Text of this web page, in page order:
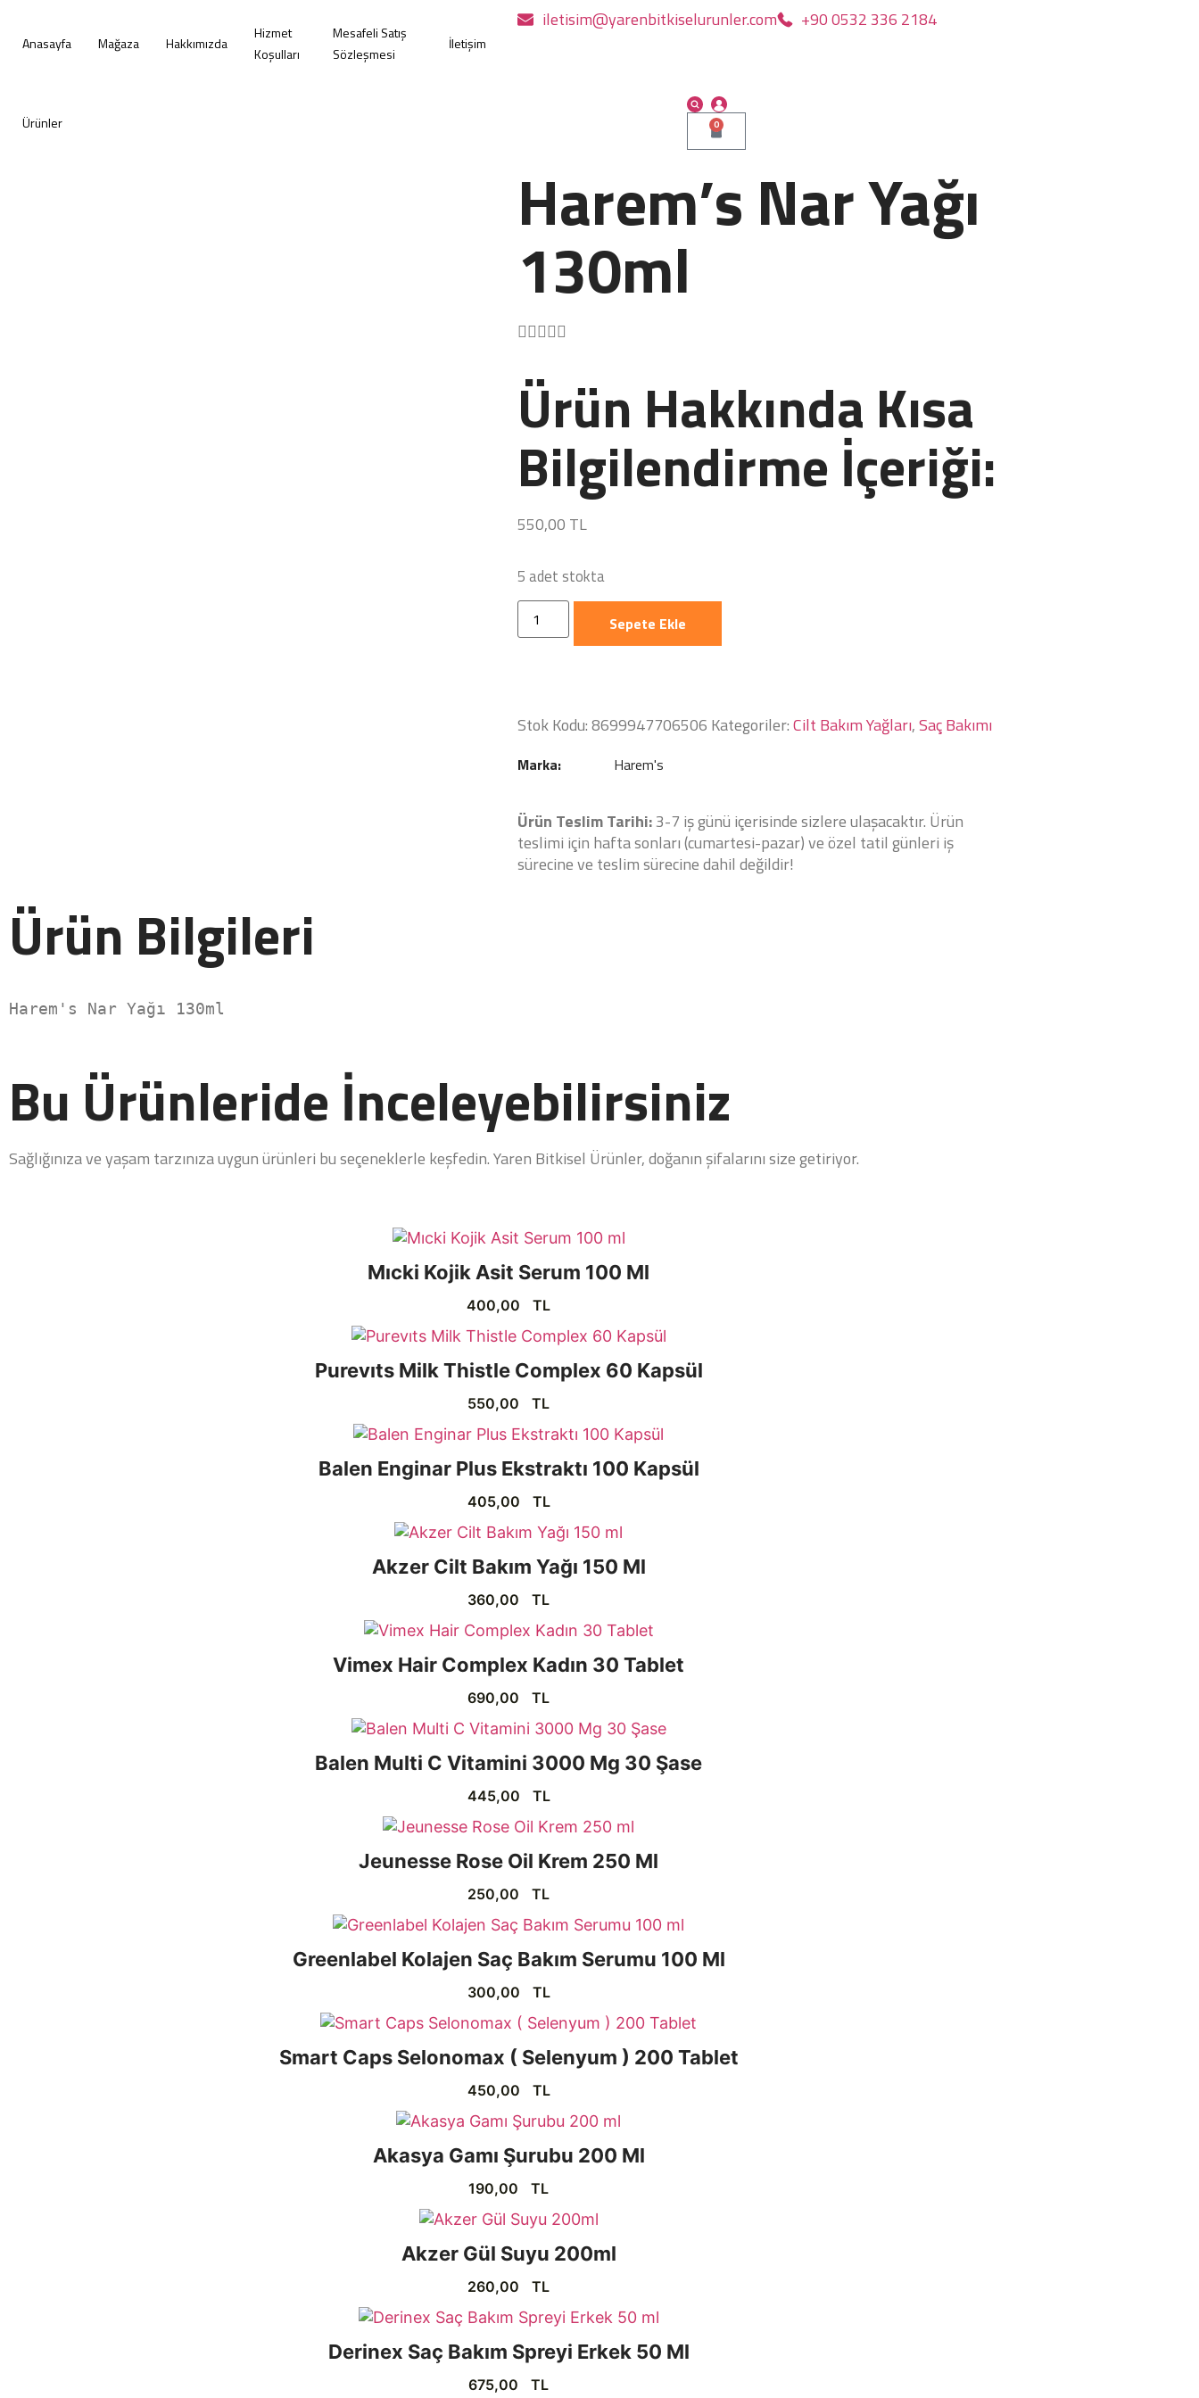
Anasayfa Mağaza Hakkımızda
Hizmet
Koşulları
Mesafeli Satış
Sözleşmesi
İletişim
iletisim@yarenbitkiselurunler.com +90 0532 336 2184
Ürünler 0
Harem’s Nar Yağı
130ml

Ürün Hakkında Kısa
Bilgilendirme İçeriği:
550,00 TL
5 adet stokta
Sepete Ekle
Stok Kodu:8699947706506 Kategoriler:Cilt Bakım Yağları,Saç Bakımı
Marka: Harem's
Ürün Teslim Tarihi:3-7 iş günü içerisinde sizlere ulaşacaktır. Ürün
teslimi için hafta sonları (cumartesi-pazar) ve özel tatil günleri iş
sürecine ve teslim sürecine dahil değildir!
Ürün Bilgileri
Harem's Nar Yağı 130ml
Bu Ürünleride İnceleyebilirsiniz
Sağlığınıza ve yaşam tarzınıza uygun ürünleri bu seçeneklerle keşfedin. Yaren Bitkisel Ürünler, doğanın şifalarını size getiriyor.
Mıcki Kojik Asit Serum 100 Ml
400,00 TL
Purevıts Milk Thistle Complex 60 Kapsül
550,00 TL
Balen Enginar Plus Ekstraktı 100 Kapsül
405,00 TL
Akzer Cilt Bakım Yağı 150 Ml
360,00 TL
Vimex Hair Complex Kadın 30 Tablet
690,00 TL
Balen Multi C Vitamini 3000 Mg 30 Şase
445,00 TL
Jeunesse Rose Oil Krem 250 Ml
250,00 TL
Greenlabel Kolajen Saç Bakım Serumu 100 Ml
300,00 TL
Smart Caps Selonomax ( Selenyum ) 200 Tablet
450,00 TL
Akasya Gamı Şurubu 200 Ml
190,00 TL
Akzer Gül Suyu 200ml
260,00 TL
Derinex Saç Bakım Spreyi Erkek 50 Ml
675,00 TL